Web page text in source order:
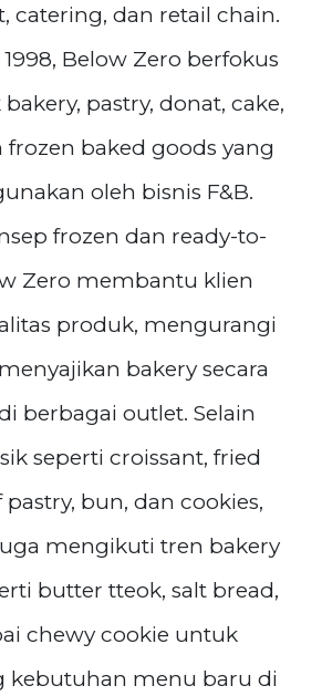
catering, dan retail chain.
Below Zero berfokus
pastry, donat, cake,
frozen baked goods yang
oleh bisnis F&B.
frozen dan ready-to-
Zero membantu klien
produk, mengurangi
bakery secara
berbagai outlet. Selain
seperti croissant, fried
bun, dan cookies,
mengikuti tren bakery
butter tteok, salt bread,
chewy cookie untuk
kebutuhan menu baru di